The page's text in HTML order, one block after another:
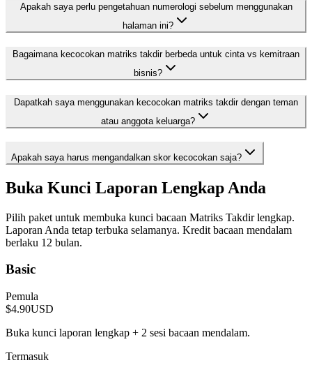
Apakah saya perlu pengetahuan numerologi sebelum menggunakan
halaman ini?
Bagaimana kecocokan matriks takdir berbeda untuk cinta vs kemitraan
bisnis?
Dapatkah saya menggunakan kecocokan matriks takdir dengan teman
atau anggota keluarga?
Apakah saya harus mengandalkan skor kecocokan saja?
Buka Kunci Laporan Lengkap Anda
Pilih paket untuk membuka kunci bacaan Matriks Takdir lengkap.
Laporan Anda tetap terbuka selamanya. Kredit bacaan mendalam
berlaku 12 bulan.
Basic
Pemula
$4.90USD
Buka kunci laporan lengkap + 2 sesi bacaan mendalam.
Termasuk